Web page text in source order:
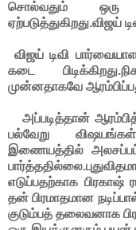
சொல்வதும் ஒரு
ஏற்படுத்துகிறது.விஜய்
விஜய் டிவி
கடை
முன்னதாகவே
அப்படித்தான்
பல்வேறு
இணையத்தில்
எடுப்பதற்காக பிரகாஷ்
தன் பிரமாதமான
குடும்பத் தலைவனாக